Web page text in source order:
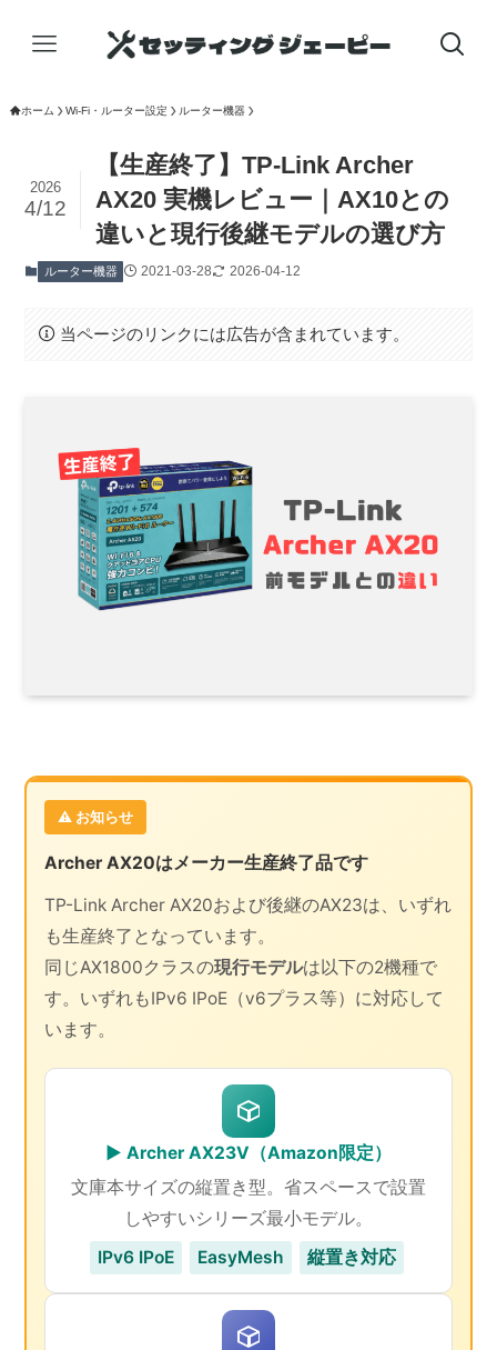
ホーム Wi-Fi・ルーター設定 ルーター機器
【生産終了】TP-Link Archer
AX20 実機レビュー｜AX10との
違いと現行後継モデルの選び方
2026
4/12
ルーター機器 2021-03-28 2026-04-12
当ページのリンクには広告が含まれています。
⚠ お知らせ
Archer AX20はメーカー生産終了品です
TP-Link Archer AX20および後継のAX23は、いずれ
も生産終了となっています。
同じAX1800クラスの現行モデルは以下の2機種で
す。いずれもIPv6 IPoE（v6プラス等）に対応して
います。
▶ Archer AX23V（Amazon限定）
文庫本サイズの縦置き型。省スペースで設置
しやすいシリーズ最小モデル。
IPv6 IPoE
EasyMesh 縦置き対応